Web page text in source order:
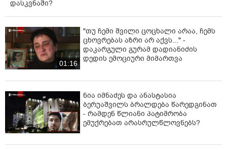
დასკვნაში?
01:16
"თუ ჩემი შვილი ცოცხალი არაა, ჩემს
ცხოვრებას აზრი არ აქვს..." -
დაკარგული გურამ დადიანიძის
დედის ემოციური მიმართვა
ნია იმნაძეს და ანასტასია
ბერუაშვილს ბრალდება წარედგინათ
- რამდენ წლიანი პატიმრობა
ემუქრებათ არასრულწლოვნებს?